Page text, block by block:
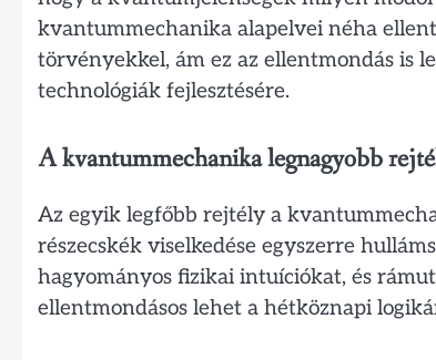
kvantummechanika alapelvei néha
törvényekkel, ám ez az ellentmondás is
technológiák fejlesztésére.
A kvantummechanika legnagyobb
Az egyik legfőbb rejtély a
részecskék viselkedése egyszerre
hagyományos fizikai intuíciókat, és
ellentmondásos lehet a hétköznapi